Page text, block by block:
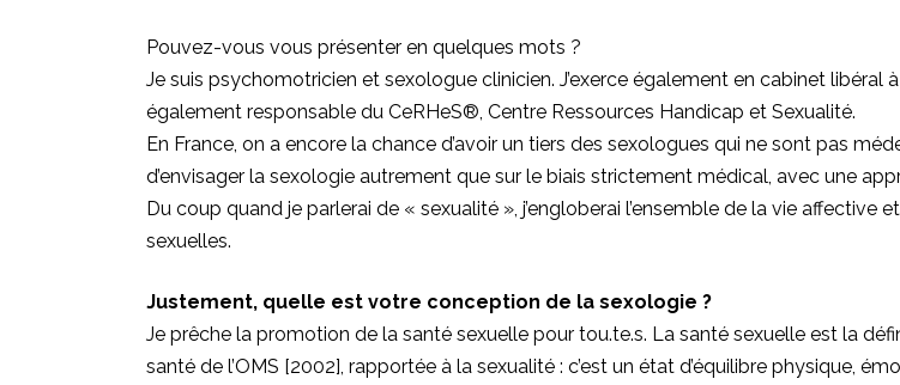
Pouvez-vous vous présenter en quelques mots ?
Je suis psychomotricien et sexologue clinicien. J’exerce également en cabinet libéral
également responsable du CeRHeS®, Centre Ressources Handicap et Sexualité.
En France, on a encore la chance d’avoir un tiers des sexologues qui ne sont pas
d’envisager la sexologie autrement que sur le biais strictement médical, avec une
Du coup quand je parlerai de « sexualité », j’engloberai l’ensemble de la vie affective
sexuelles.
Justement, quelle est votre conception de la sexologie ?
Je prêche la promotion de la santé sexuelle pour tou.te.s. La santé sexuelle est la
santé de l’OMS [2002], rapportée à la sexualité : c’est un état d’équilibre physique,